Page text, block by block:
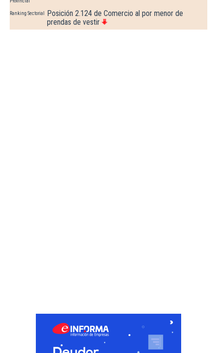
Ranking Sectorial
Posición 2.124 de Comercio al por menor de
prendas de vestir